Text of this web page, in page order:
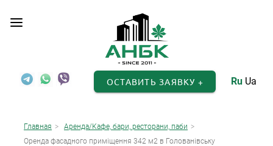
ОСТАВИТЬ ЗАЯВКУ + Ru Ua
Главная
Аренда/Кафе, бари, ресторани, паби
Оренда фасадного приміщення 342 м2 в Голованівську